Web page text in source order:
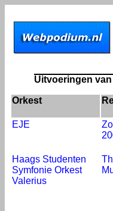
Uitvoeringen
Orkest
EJE
Haags Studenten
Symfonie Orkest
Valerius